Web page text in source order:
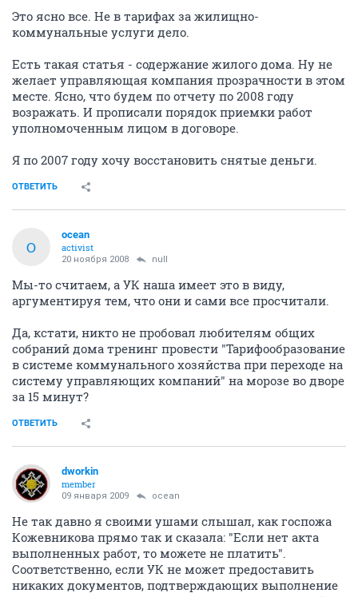
Это ясно все. Не в тарифах за жилищно-
коммунальные услуги дело.
Есть такая статья - содержание жилого дома. Ну не
желает управляющая компания прозрачности в этом
месте. Ясно, что будем по отчету по 2008 году
возражать. И прописали порядок приемки работ
уполномоченным лицом в договоре.
Я по 2007 году хочу восстановить снятые деньги.
ОТВЕТИТЬ
O
ocean
activist
20 ноября 2008 null
Мы-то считаем, а УК наша имеет это в виду,
аргументируя тем, что они и сами все просчитали.
Да, кстати, никто не пробовал любителям общих
собраний дома тренинг провести "Тарифообразование
в системе коммунального хозяйства при переходе на
систему управляющих компаний" на морозе во дворе
за 15 минут?
ОТВЕТИТЬ
dworkin
member
09 января 2009 ocean
Не так давно я своими ушами слышал, как госпожа
Кожевникова прямо так и сказала: "Если нет акта
выполненных работ, то можете не платить".
Соответственно, если УК не может предоставить
никаких документов, подтверждающих выполнение